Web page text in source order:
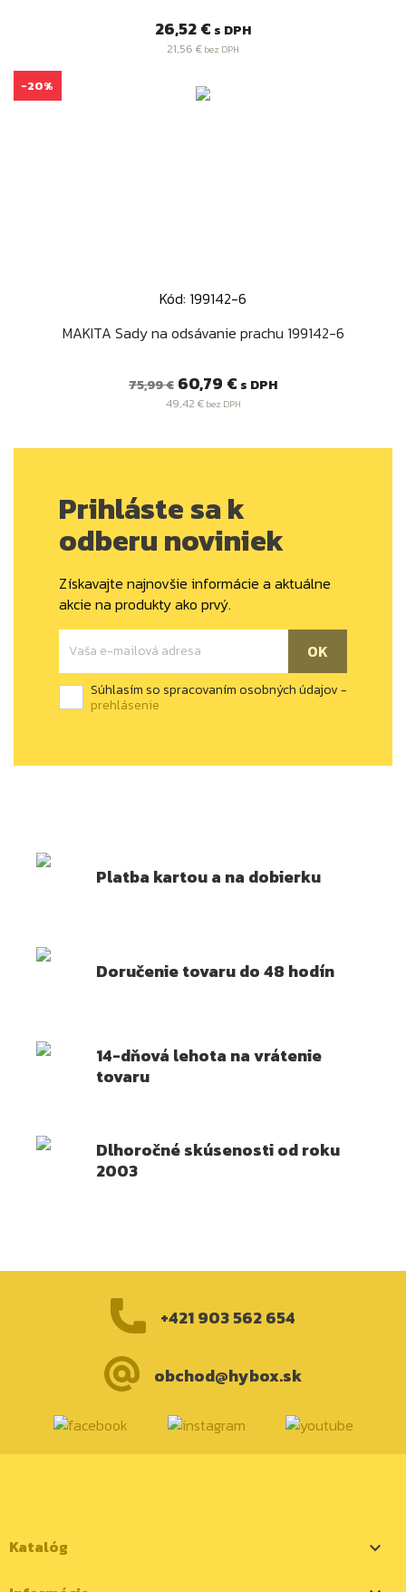
Cena
26,52 € s DPH
21,56 € bez DPH
Kód: 199142-6
MAKITA Sady na odsávanie prachu 199142-6
Bežná
cena
75,99 € Cena
60,79 € s DPH
49,42 €bez DPH
-20%
Prihláste sa k
odberu noviniek
Získavajte najnovšie informácie a aktuálne
akcie na produkty ako prvý.
Súhlasím so spracovaním osobných údajov -
prehlásenie
Platba kartou a na dobierku
Doručenie tovaru do 48 hodín
14-dňová lehota na vrátenie
tovaru
Dlhoročné skúsenosti od roku
2003
+421 903 562 654
obchod@hybox.sk
Katalóg 